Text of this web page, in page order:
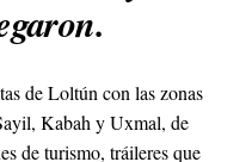
de Loltún con las zonas
Kabah y Uxmal, de
de turismo, tráileres que